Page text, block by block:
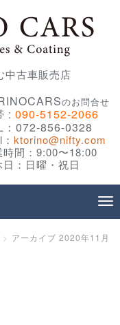
中古車販売店
のお問合せ
: 090-5152-2066
：072-856-0328
ktorino@nifty.com
時間：9:00〜18:00
日：日曜・祝日
アーカイブ 2020年11月